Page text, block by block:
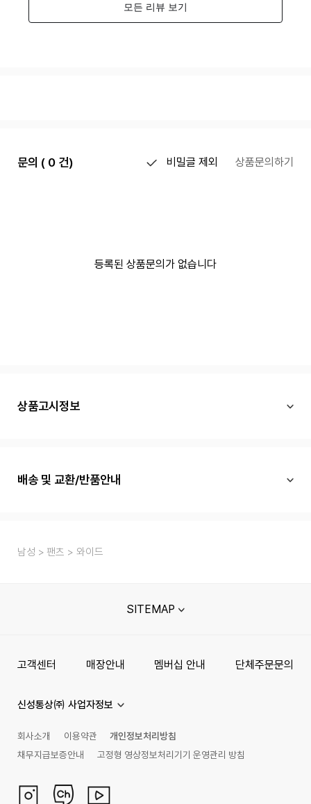
문의 ( 0 건) 비밀글 제외 상품문의하기
등록된 상품문의가 없습니다
상품고시정보
배송 및 교환/반품안내
남성 팬츠 와이드
SITEMAP
고객센터 매장안내 멤버십 안내 단체주문문의
신성통상㈜ 사업자정보
회사소개 이용약관
개인정보처리방침
채무지급보증안내
고정형 영상정보처리기기 운영관리 방침